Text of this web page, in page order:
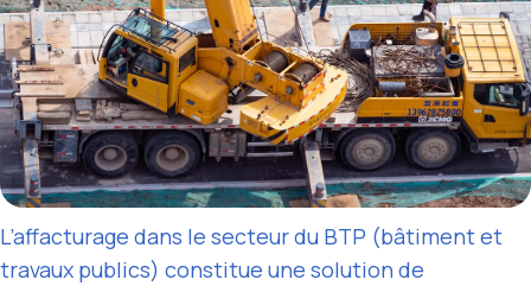
L’affacturage dans le secteur du BTP (bâtiment et
travaux publics) constitue une solution de